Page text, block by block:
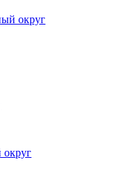
округ